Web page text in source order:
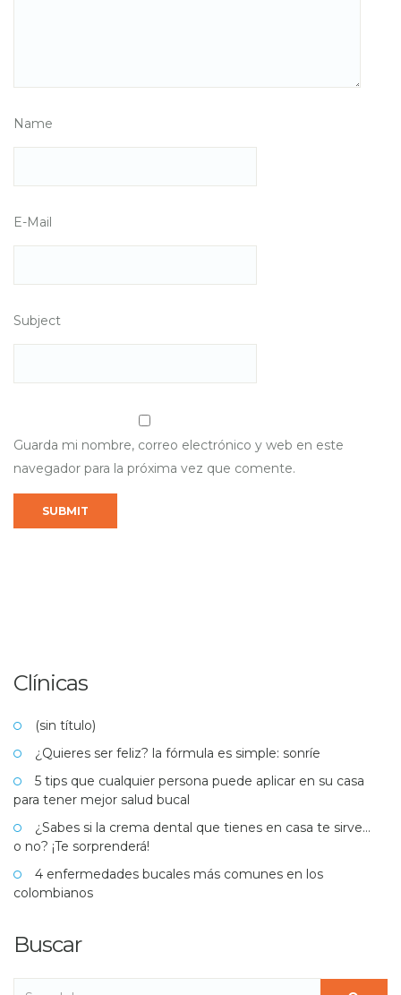
Name
E-Mail
Subject
Guarda mi nombre, correo electrónico y web en este
navegador para la próxima vez que comente.
Clínicas
(sin título)
¿Quieres ser feliz? la fórmula es simple: sonríe
5 tips que cualquier persona puede aplicar en su casa
para tener mejor salud bucal
¿Sabes si la crema dental que tienes en casa te sirve…
o no? ¡Te sorprenderá!
4 enfermedades bucales más comunes en los
colombianos
Buscar